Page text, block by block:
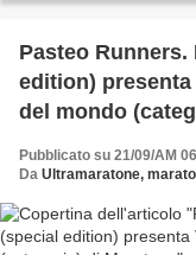
Pasteo
edition)
del mondo
Pubblicato su 21/09/AM
Da Ultramaratone,